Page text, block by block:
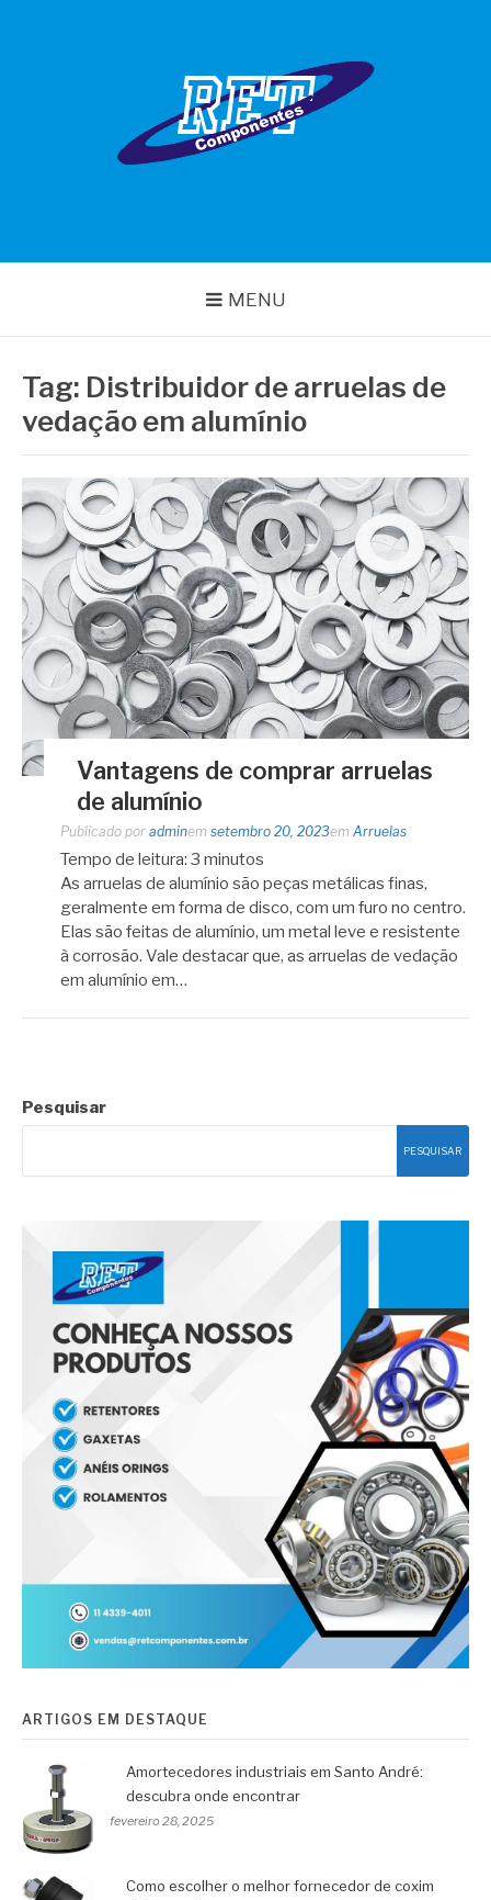
MENU
Tag: Distribuidor de arruelas de
vedação em alumínio
Vantagens de comprar arruelas
de alumínio
Publicado por adminem setembro 20, 2023em Arruelas
Tempo de leitura: 3 minutos
As arruelas de alumínio são peças metálicas finas,
geralmente em forma de disco, com um furo no centro.
Elas são feitas de alumínio, um metal leve e resistente
à corrosão. Vale destacar que, as arruelas de vedação
em alumínio em…
Pesquisar
PESQUISAR
ARTIGOS EM DESTAQUE
Amortecedores industriais em Santo André:
descubra onde encontrar
fevereiro 28, 2025
Como escolher o melhor fornecedor de coxim